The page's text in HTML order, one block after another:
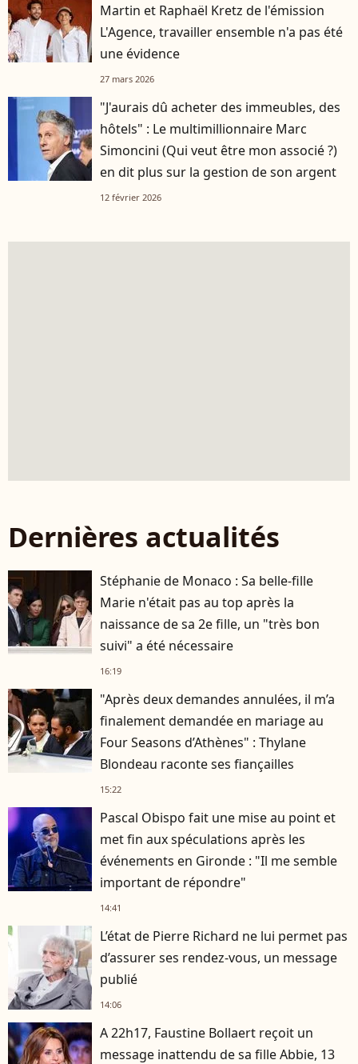
Martin et Raphaël Kretz de l'émission
L'Agence, travailler ensemble n'a pas été
une évidence
27 mars 2026
"J'aurais dû acheter des immeubles, des
hôtels" : Le multimillionnaire Marc
Simoncini (Qui veut être mon associé ?)
en dit plus sur la gestion de son argent
12 février 2026
Dernières actualités
Stéphanie de Monaco : Sa belle-fille
Marie n'était pas au top après la
naissance de sa 2e fille, un "très bon
suivi" a été nécessaire
16:19
"Après deux demandes annulées, il m’a
finalement demandée en mariage au
Four Seasons d’Athènes" : Thylane
Blondeau raconte ses fiançailles
15:22
Pascal Obispo fait une mise au point et
met fin aux spéculations après les
événements en Gironde : "Il me semble
important de répondre"
14:41
L’état de Pierre Richard ne lui permet pas
d’assurer ses rendez-vous, un message
publié
14:06
A 22h17, Faustine Bollaert reçoit un
message inattendu de sa fille Abbie, 13